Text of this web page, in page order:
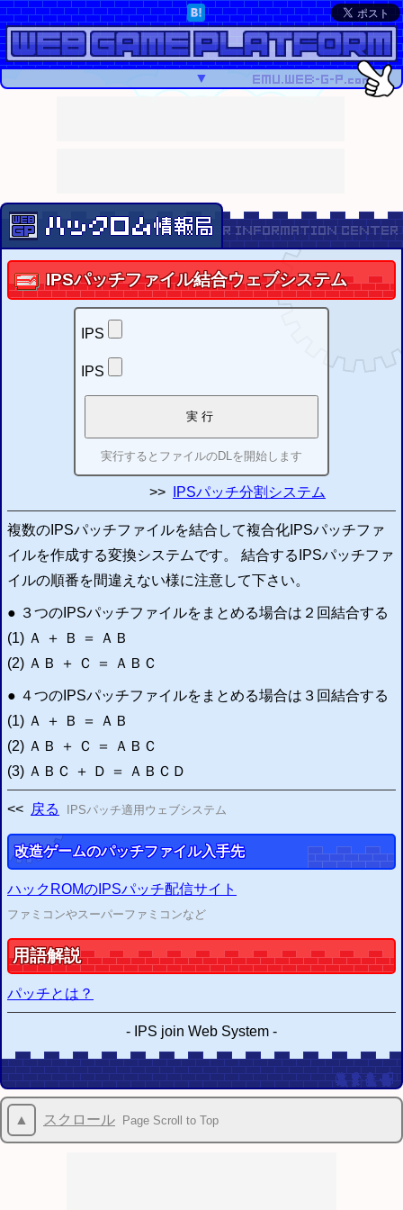
▼
IPSパッチファイル結合ウェブシステム
IPS
IPS
実行するとファイルのDLを開始します
>> IPSパッチ分割システム
複数のIPSパッチファイルを結合して複合化 IPSパッチファ
イルを作成する変換システムです。 結合する IPSパッチファ
イルの順番を間違えない様に注意して下さい。
● ３つのIPSパッチファイルをまとめる場合は２回結合する
(1) Ａ ＋ Ｂ ＝ ＡＢ
(2) ＡＢ ＋ Ｃ ＝ ＡＢＣ
● ４つのIPSパッチファイルをまとめる場合は３回結合する
(1) Ａ ＋ Ｂ ＝ ＡＢ
(2) ＡＢ ＋ Ｃ ＝ ＡＢＣ
(3) ＡＢＣ ＋ Ｄ ＝ ＡＢＣＤ
<< 戻る IPSパッチ適用ウェブシステム
改造ゲームのパッチファイル入手先
ハックROMのIPSパッチ配信サイト
ファミコンやスーパーファミコンなど
用語解説
パッチとは？
- IPS join Web System -
▲ スクロール Page Scroll to Top